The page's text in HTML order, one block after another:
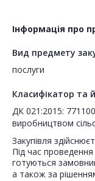
Інформація про
Вид предмету
послуги
Класифікатор та
ДК 021:2015:
виробництвом
Закупівля
Під час
готуються
а також за